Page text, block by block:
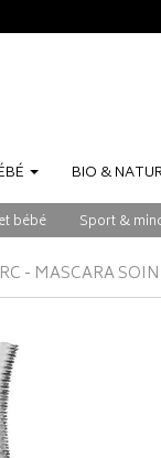
BIO &
bébé Sport &
- MASCARA